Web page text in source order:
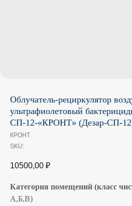
Облучатель-рециркулятор
ультрафиолетовый
СП-12-«КРОНТ» (Дезар-СП-
КРОНТ
SKU:
10500,00 ₽
Категория помещений (класс
А,Б,В)